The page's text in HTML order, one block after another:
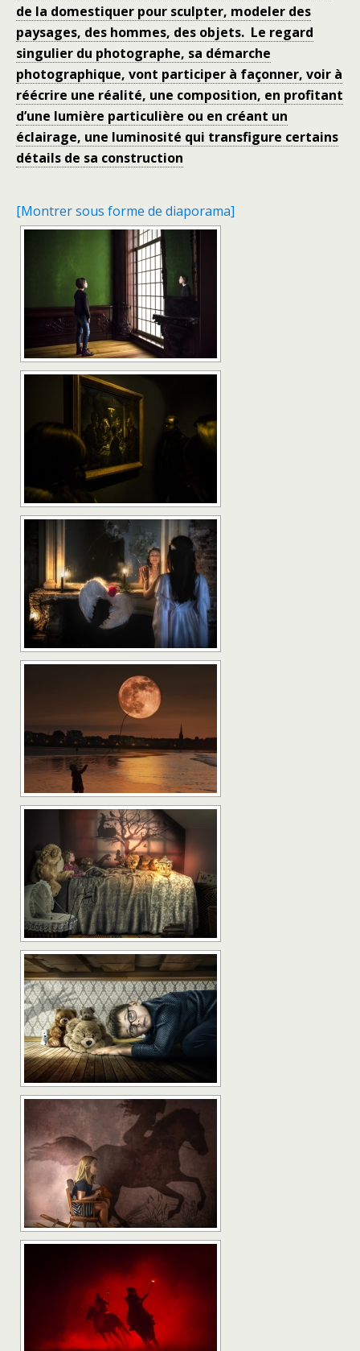
de la domestiquer pour sculpter, modeler des
paysages, des hommes, des objets. Le regard
singulier du photographe, sa démarche
photographique, vont participer à façonner, voir à
réécrire une réalité, une composition, en profitant
d’une lumière particulière ou en créant un
éclairage, une luminosité qui transfigure certains
détails de sa construction
[Montrer sous forme de diaporama]